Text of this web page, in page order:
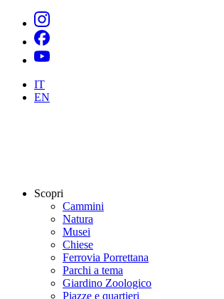
IT
EN
Scopri
Cammini
Natura
Musei
Chiese
Ferrovia Porrettana
Parchi a tema
Giardino Zoologico
Piazze e quartieri